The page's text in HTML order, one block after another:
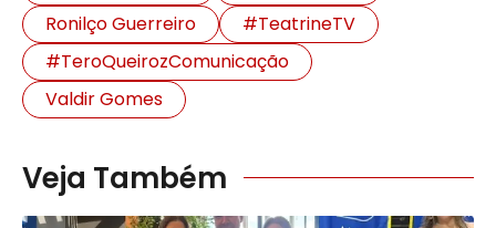
Ronilço Guerreiro
#TeatrineTV
#TeroQueirozComunicação
Valdir Gomes
Veja Também